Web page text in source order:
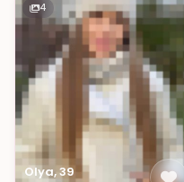
4
Olya, 39